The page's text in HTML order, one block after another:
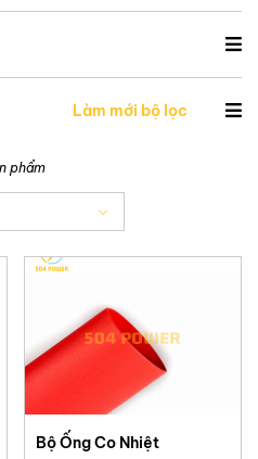
Làm mới bộ lọc
phẩm
Bộ Ống Co Nhiệt